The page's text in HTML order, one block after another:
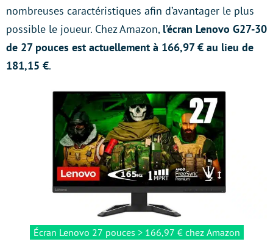
nombreuses caractéristiques afin d’avantager le plus
possible le joueur. Chez Amazon, l’écran Lenovo G27-30
de 27 pouces est actuellement à 166,97 € au lieu de
181,15 €.
Écran Lenovo 27 pouces > 166,97 € chez Amazon